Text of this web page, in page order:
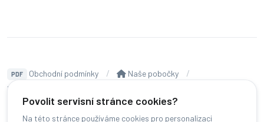
Povolit servisní stránce cookies?
Na této stránce používáme cookies pro personalizaci
PDF Obchodní podmínky
Naše pobočky